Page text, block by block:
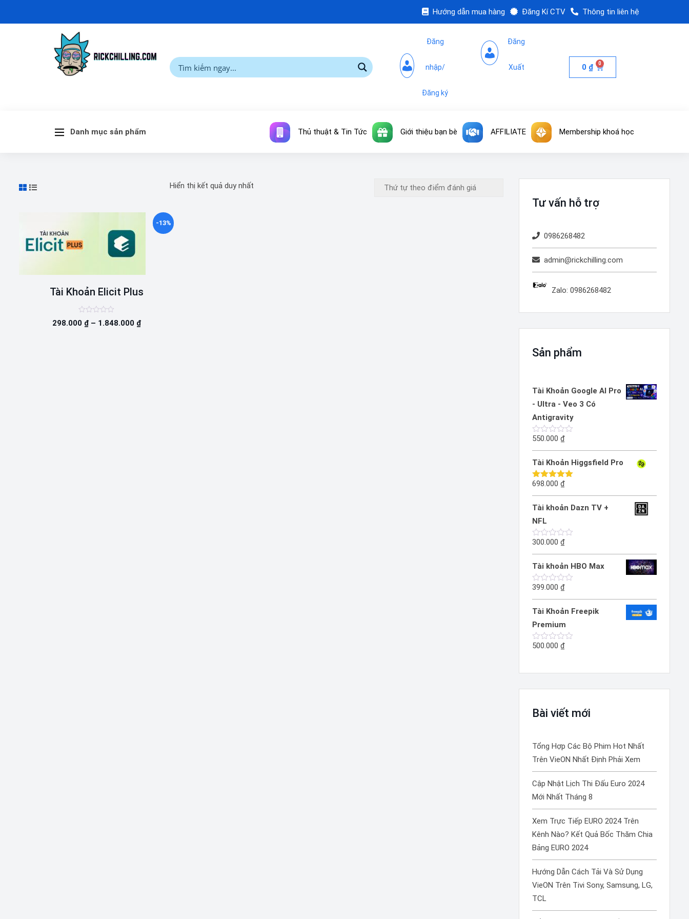
Hướng dẫn mua hàng Đăng Kí CTV Thông tin liên hệ
Đăng
nhập/
Đăng ký
Đăng
Xuất 0 ₫ 0
Danh mục sản phẩm Thủ thuật & Tin Tức Giới thiệu bạn bè AFFILIATE Membership khoá học
Hiển thị kết quả duy nhất
-13%
Tài Khoản Elicit Plus
Được
xếp
298.000 ₫– 1.848.000 ₫
Tư vấn hỗ trợ
0986268482
admin@rickchilling.com
Zalo: 0986268482
Sản phẩm
Tài Khoản Google AI Pro
- Ultra - Veo 3 Có
Antigravity
Được
0
5
sao
550.000 ₫
Tài Khoản Higgsfield Pro
Được xếp
698.000 ₫
Tài khoản Dazn TV +
NFL
Được
0
5
sao
300.000 ₫
Tài khoản HBO Max
Được
0
sao
399.000 ₫
Tài Khoản Freepik
Premium
Được
500.000 ₫
Bài viết mới
Tổng Hợp Các Bộ Phim Hot Nhất
Trên VieON Nhất Định Phải Xem
Cập Nhật Lịch Thi Đấu Euro 2024
Mới Nhất Tháng 8
Xem Trực Tiếp EURO 2024 Trên
Kênh Nào? Kết Quả Bốc Thăm Chia
Bảng EURO 2024
Hướng Dẫn Cách Tải Và Sử Dụng
VieON Trên Tivi Sony, Samsung, LG,
TCL